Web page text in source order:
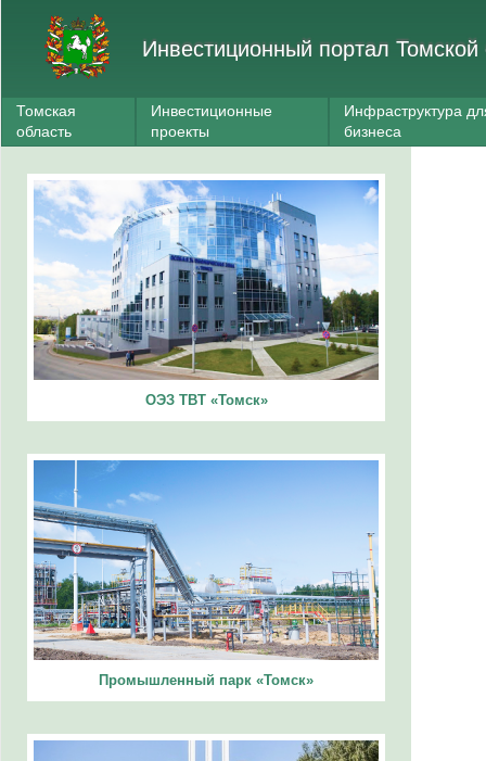
Инвестиционный портал Томской
Томская
область
Инвестиционные
проекты
Инфраструктура
бизнеса
ОЭЗ ТВТ «Томск»
Промышленный парк «Томск»